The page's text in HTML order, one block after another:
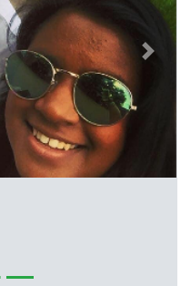
Next